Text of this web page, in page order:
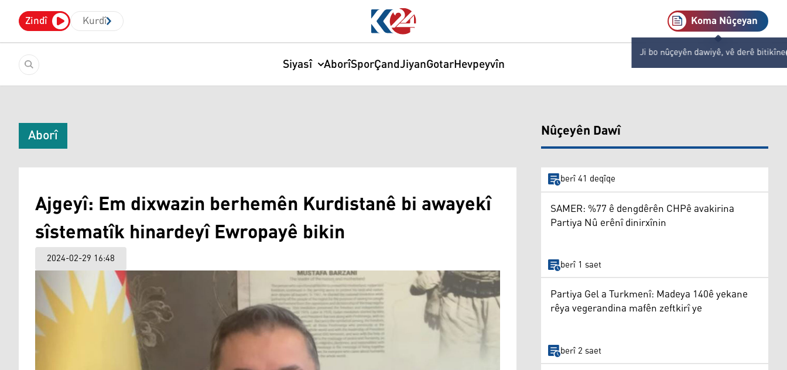
Zindî Kurdî Koma Nûçeyan
Ji bo nûçeyên dawiyê, vê derê bitikîne
Siyasî AborîSporÇandJiyanGotarHevpeyvîn
Aborî
Ajgeyî: Em dixwazin berhemên Kurdistanê bi awayekî
sîstematîk hinardeyî Ewropayê bikin
2024-02-29 16:48
Nûçeyên Dawî
berî 41 deqîqe
SAMER: %77 ê dengdêrên CHPê avakirina
Partiya Nû erênî dinirxînin
berî 1 saet
Partiya Gel a Turkmenî: Madeya 140ê yekane
rêya vegerandina mafên zeftkirî ye
berî 2 saet